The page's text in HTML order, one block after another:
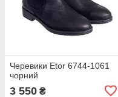
Черевики Etor 6744-1061
чорний
3 550 ₴